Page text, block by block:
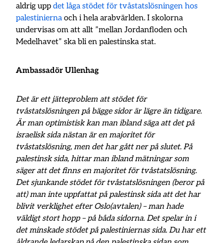
aldrig uppdet låga stödet för tvåstatslösningen hos
palestinierna och i hela arabvärlden. I skolorna
undervisas om att allt ”mellan Jordanfloden och
Medelhavet” ska bli en palestinska stat.
Ambassadör Ullenhag
Det är ett jätteproblem att stödet för
tvåstatslösningen på bägge sidor är lägre än tidigare.
Är man optimistisk kan man ibland säga att det på
israelisk sida nästan är en majoritet för
tvåstatslösning, men det har gått ner på slutet. På
palestinsk sida, hittar man ibland mätningar som
säger att det finns en majoritet för tvåstatslösning.
Det sjunkande stödet för tvåstatslösningen (beror på
att) man inte uppfattat på palestinsk sida att det har
blivit verklighet efter Oslo(avtalen) – man hade
väldigt stort hopp – på båda sidorna. Det spelar in i
det minskade stödet på palestiniernas sida. Du har ett